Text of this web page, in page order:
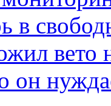
в
вето
он